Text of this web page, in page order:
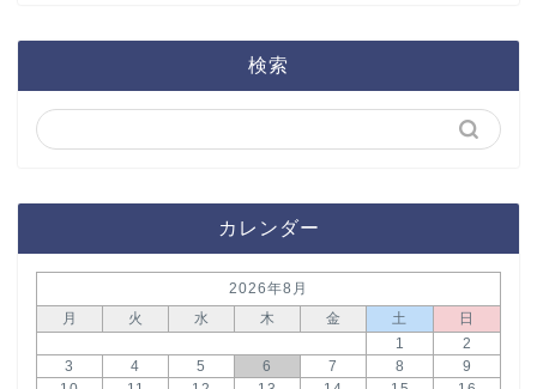
検索
カレンダー
2026年8月
月
火 水 木 金 土
日
1
2
3
4 5 6 7 8
9